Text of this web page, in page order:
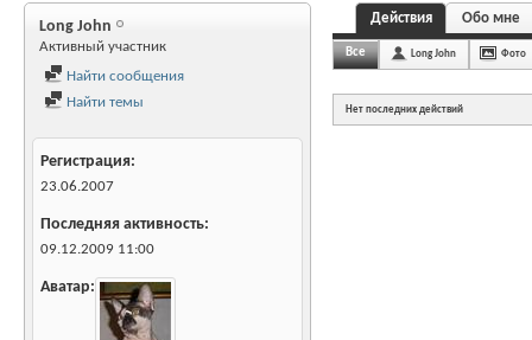
Long John
Активный участник
Найти сообщения
Найти темы
Регистрация
23.06.2007
Последняя активность
09.12.2009 11:00
Аватар
Действия Обо мне
Все Long John Фото
Нет последних действий